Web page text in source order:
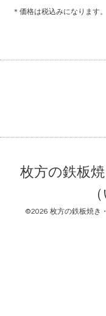
＊価格は税込みになります。
枚方の鉄板
©2026 枚方の鉄板焼き